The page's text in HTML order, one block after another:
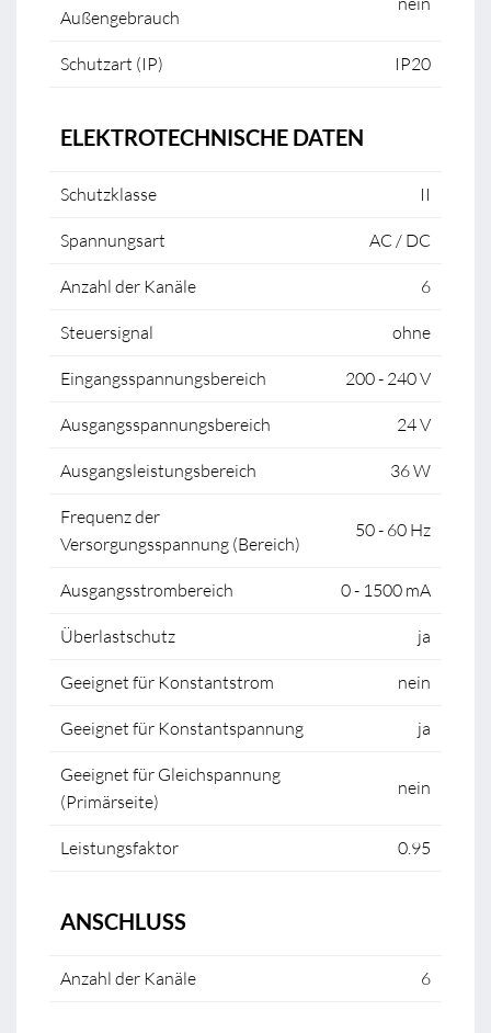
Außengebrauch
Schutzart (IP) IP20
ELEKTROTECHNISCHE DATEN
Schutzklasse II
Spannungsart AC / DC
Anzahl der Kanäle 6
Steuersignal ohne
Eingangsspannungsbereich 200 - 240 V
Ausgangsspannungsbereich 24 V
Ausgangsleistungsbereich 36 W
Frequenz der
Versorgungsspannung (Bereich)
50 - 60 Hz
Ausgangsstrombereich 0 - 1500 mA
Überlastschutz ja
Geeignet für Konstantstrom nein
Geeignet für Konstantspannung ja
Geeignet für Gleichspannung
(Primärseite)
nein
Leistungsfaktor 0.95
ANSCHLUSS
Anzahl der Kanäle 6